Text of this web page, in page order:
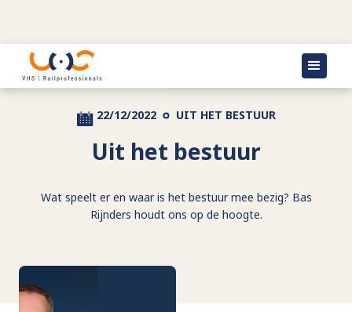
Terug naar actueel
22/12/2022 UIT HET BESTUUR
Uit het bestuur
Wat speelt er en waar is het bestuur mee bezig? Bas
Rijnders houdt ons op de hoogte.